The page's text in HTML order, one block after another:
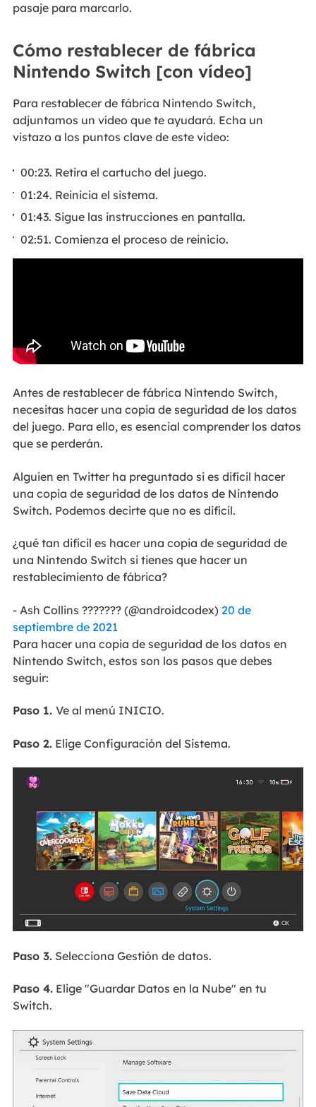
pasaje para marcarlo.
Cómo restablecer de fábrica
Nintendo Switch [con vídeo]
Para restablecer de fábrica Nintendo Switch,
adjuntamos un vídeo que te ayudará. Echa un
vistazo a los puntos clave de este vídeo:
00:23. Retira el cartucho del juego.
01:24. Reinicia el sistema.
01:43. Sigue las instrucciones en pantalla.
02:51. Comienza el proceso de reinicio.
Antes de restablecer de fábrica Nintendo Switch,
necesitas hacer una copia de seguridad de los datos
del juego. Para ello, es esencial comprender los datos
que se perderán.
Alguien en Twitter ha preguntado si es difícil hacer
una copia de seguridad de los datos de Nintendo
Switch. Podemos decirte que no es difícil.
¿qué tan difícil es hacer una copia de seguridad de
una Nintendo Switch si tienes que hacer un
restablecimiento de fábrica?
- Ash Collins ??????? (@androidcodex) 20 de
septiembre de 2021
Para hacer una copia de seguridad de los datos en
Nintendo Switch, estos son los pasos que debes
seguir:
Paso 1. Ve al menú INICIO.
Paso 2.Elige Configuración del Sistema.
Paso 3.Selecciona Gestión de datos.
Paso 4.Elige "Guardar Datos en la Nube" en tu
Switch.